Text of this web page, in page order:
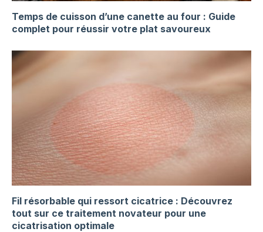
Temps de cuisson d’une canette au four : Guide
complet pour réussir votre plat savoureux
Fil résorbable qui ressort cicatrice : Découvrez
tout sur ce traitement novateur pour une
cicatrisation optimale